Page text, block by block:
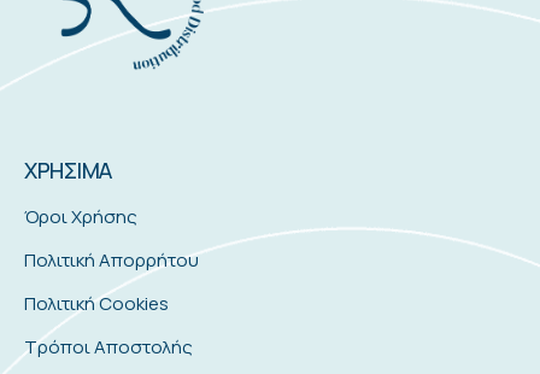
ΧΡΗΣΙΜΑ
Όροι Χρήσης